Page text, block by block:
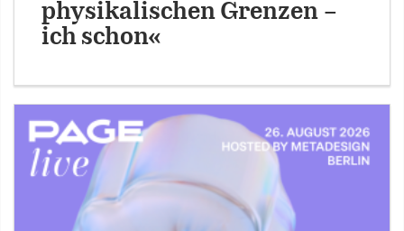
physikalischen Grenzen –
ich schon«